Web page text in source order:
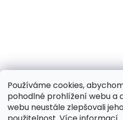
Používáme cookies,
pohodlné prohlížení webu a
webu neustále zlepšovali